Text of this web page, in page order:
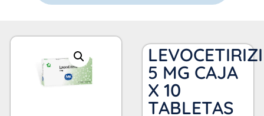
5 MG CAJA
X 10
TABLETAS